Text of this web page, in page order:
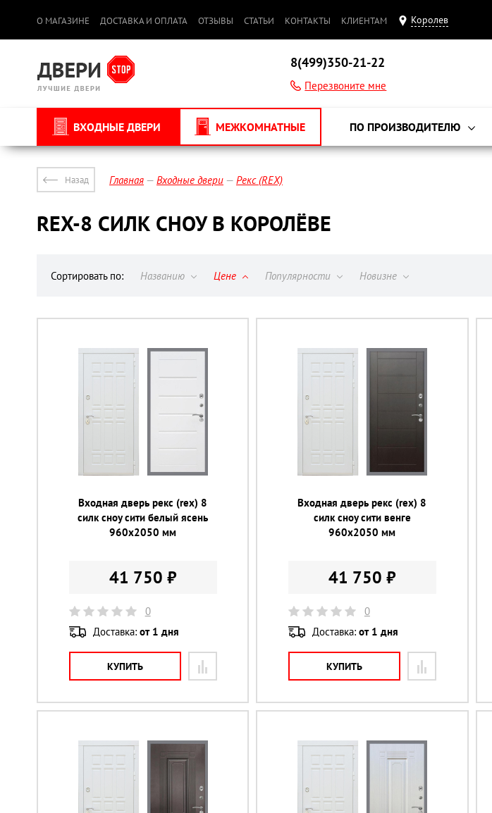
О МАГАЗИНЕ ДОСТАВКА И ОПЛАТА ОТЗЫВЫ СТАТЬИ КОНТАКТЫ КЛИЕНТАМ Королев
8(499)350-21-22
Перезвоните мне
ВХОДНЫЕ ДВЕРИ ПО ПРОИЗВОДИТЕЛЮ
МЕЖКОМНАТНЫЕ
Назад Главная Входные двери Рекс (REX)
REX-8 СИЛК СНОУ В КОРОЛЁВЕ
Сортировать по: Названию Цене Популярности Новизне
Входная дверь рекс (rex) 8
силк сноу сити белый ясень
960х2050 мм
41 750 ₽
0
Доставка: от 1 дня
КУПИТЬ
Входная дверь рекс (rex) 8
силк сноу сити венге
960х2050 мм
41 750 ₽
0
Доставка: от 1 дня
КУПИТЬ